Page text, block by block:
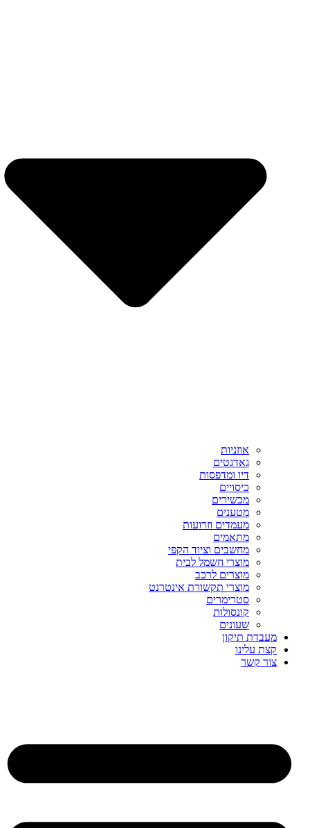
אוזניות
גאדגטים
דיו ומדפסות
כיסויים
מכשירים
מטענים
מעמדים וזרועות
מתאמים
מחשבים וציוד הקפי
מוצרי חשמל לבית
מוצרים לרכב
מוצרי תקשורת אינטרנט
סטרימרים
קונסולות
שעונים
מעבדת תיקון
קצת עלינו
צור קשר